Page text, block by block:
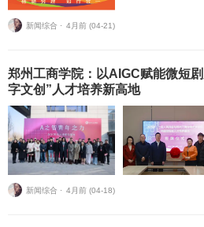
新闻综合 ⋅ 4月前 (04-21)
郑州工商学院：以AIGC赋能微短
字文创”人才培养新高地
新闻综合 ⋅ 4月前 (04-18)